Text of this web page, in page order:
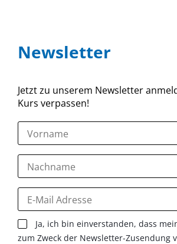
Newsletter
Jetzt zu unserem Newsletter
Kurs verpassen!
Ja, ich bin einverstanden, dass
zum Zweck der Newsletter-Zusendung